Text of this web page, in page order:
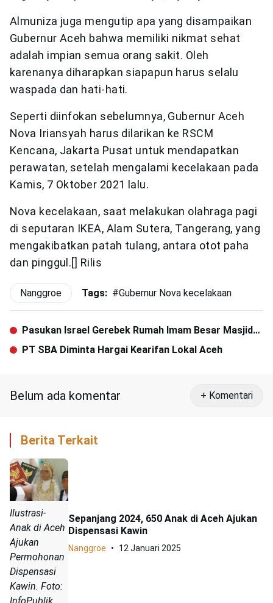
Almuniza juga mengutip apa yang disampaikan
Gubernur Aceh bahwa memiliki nikmat sehat
adalah impian semua orang sakit. Oleh
karenanya diharapkan siapapun harus selalu
waspada dan hati-hati.
Seperti diinfokan sebelumnya, Gubernur Aceh
Nova Iriansyah harus dilarikan ke RSCM
Kencana, Jakarta Pusat untuk mendapatkan
perawatan, setelah mengalami kecelakaan pada
Kamis, 7 Oktober 2021 lalu.
Nova kecelakaan, saat melakukan olahraga pagi
di seputaran IKEA, Alam Sutera, Tangerang, yang
mengakibatkan patah tulang, antara otot paha
dan pinggul.[] Rilis
Nanggroe Tags: #Gubernur Nova kecelakaan
Pasukan Israel Gerebek Rumah Imam Besar Masjid
Al Aqsa
PT SBA Diminta Hargai Kearifan Lokal Aceh
Belum ada komentar + Komentari
Berita Terkait
Ilustrasi-
Anak di Aceh
Ajukan
Permohonan
Dispensasi
Kawin. Foto:
InfoPublik
Sepanjang 2024, 650 Anak di Aceh Ajukan
Dispensasi Kawin
Nanggroe 12 Januari 2025